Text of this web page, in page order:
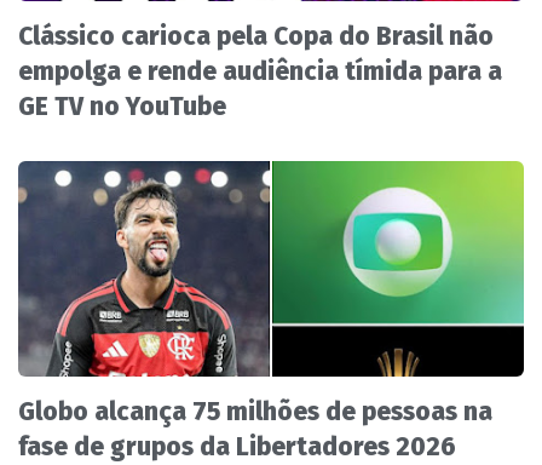
Clássico carioca pela Copa do Brasil não
empolga e rende audiência tímida para a
GE TV no YouTube
Globo alcança 75 milhões de pessoas na
fase de grupos da Libertadores 2026